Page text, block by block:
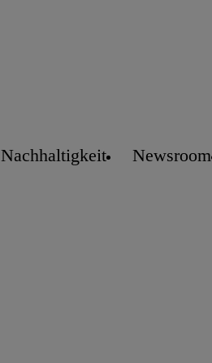
Nachhaltigkeit Newsroom